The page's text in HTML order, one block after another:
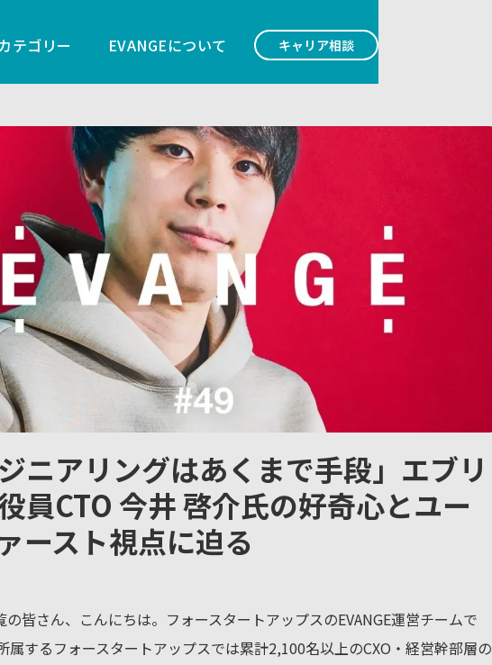
キャリア相談
テゴリー EVANGEについて
ジニアリングはあくまで手段」エブリ
員CTO 今井 啓介氏の好奇心とユー
ースト視点に迫る
の皆さん、こんにちは。フォースタートアップスのEVANGE運営チームで
属するフォースタートアップスでは累計2,100名以上のCXO・経営幹部層の